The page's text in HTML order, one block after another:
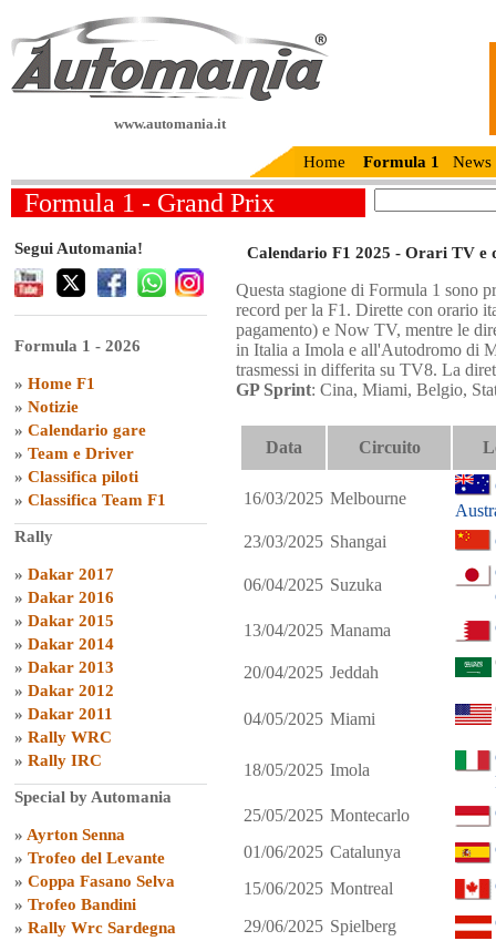
www.automania.it
Home Formula 1 News
Formula 1 - Grand Prix
Segui Automania!
Formula 1 - 2026
» Home F1
» Notizie
» Calendario gare
» Team e Driver
» Classifica piloti
» Classifica Team F1
Rally
» Dakar 2017
» Dakar 2016
» Dakar 2015
» Dakar 2014
» Dakar 2013
» Dakar 2012
» Dakar 2011
» Rally WRC
» Rally IRC
Special by Automania
» Ayrton Senna
» Trofeo del Levante
» Coppa Fasano Selva
» Trofeo Bandini
» Rally Wrc Sardegna
Calendario F1 2025 - Orari TV e
Questa stagione di Formula 1 sono
record per la F1. Dirette con orario
pagamento) e Now TV, mentre le
in Italia a Imola e all'Autodromo di
trasmessi in differita su TV8. La
GP Sprint: Cina, Miami, Belgio,
Data Circuito
16/03/2025 Melbourne
23/03/2025 Shangai
06/04/2025 Suzuka
13/04/2025 Manama
20/04/2025 Jeddah
04/05/2025 Miami
18/05/2025 Imola
25/05/2025 Montecarlo
01/06/2025 Catalunya
15/06/2025 Montreal
29/06/2025 Spielberg